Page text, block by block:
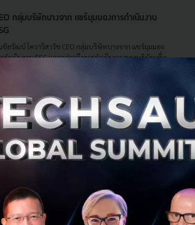
กลุ่มบริษัทบางจาก แชร์มุมมองการดำเนินงาน
ยวัฒน์ โควาวิสารัช CEO กลุ่มบริษัทบางจาก แชร์มุมมอง
ดำเนินงาน ESG และกล่าวถึงการดำเนินงานของบริษัทเพื่อ
คม 27, 2023 | ByTechsauce Team
bcg esg บางจาก บางจากฯ
าสิ่งแวดล้อมไทยแก้อย่างไร ให้ยั่งยืน ?
ะเด็นที่เราพูดถึงกันมานานแล้ว ทั้งปัญหามลพิษ น้ำท่วม คือ
องใก...
าคม 31, 2023| By
Techsauce Team